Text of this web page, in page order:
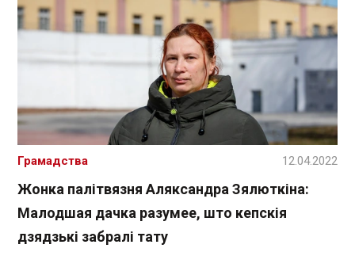
Жонка палітвязня Аляксандра Зялюткіна:
Малодшая дачка разумее, што кепскія
дзядзькі забралі тату
Грамадства 12.04.2022